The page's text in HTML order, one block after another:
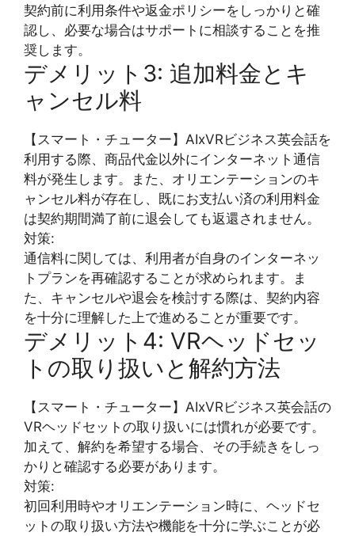
契約前に利用条件や返金ポリシーをしっかりと確
認し、必要な場合はサポートに相談することを推
奨します。
デメリット3: 追加料金とキ
ャンセル料
【スマート・チューター】AIxVRビジネス英会話を
利用する際、商品代金以外にインターネット通信
料が発生します。また、オリエンテーションのキ
ャンセル料が存在し、既にお支払い済の利用料金
は契約期間満了前に退会しても返還されません。
対策:
通信料に関しては、利用者が自身のインターネッ
トプランを再確認することが求められます。ま
た、キャンセルや退会を検討する際は、契約内容
を十分に理解した上で進めることが重要です。
デメリット4: VRヘッドセッ
トの取り扱いと解約方法
【スマート・チューター】AIxVRビジネス英会話の
VRヘッドセットの取り扱いには慣れが必要です。
加えて、解約を希望する場合、その手続きをしっ
かりと確認する必要があります。
対策:
初回利用時やオリエンテーション時に、ヘッドセ
ットの取り扱い方法や機能を十分に学ぶことが必